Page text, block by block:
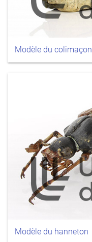
Modèle du colimaçon
Modèle du hanneton